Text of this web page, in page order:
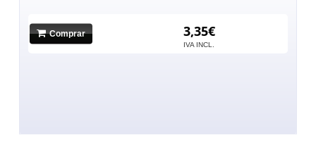
Comprar 3,35€
IVA INCL.